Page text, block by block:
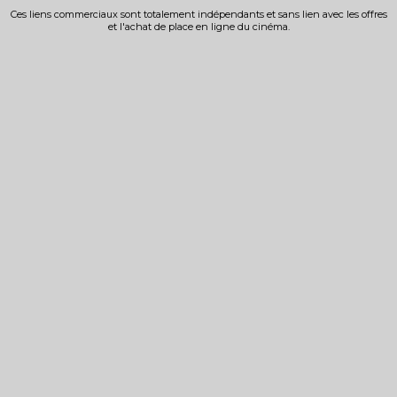
Ces liens commerciaux sont totalement indépendants et sans lien avec les offres
et l'achat de place en ligne du cinéma.